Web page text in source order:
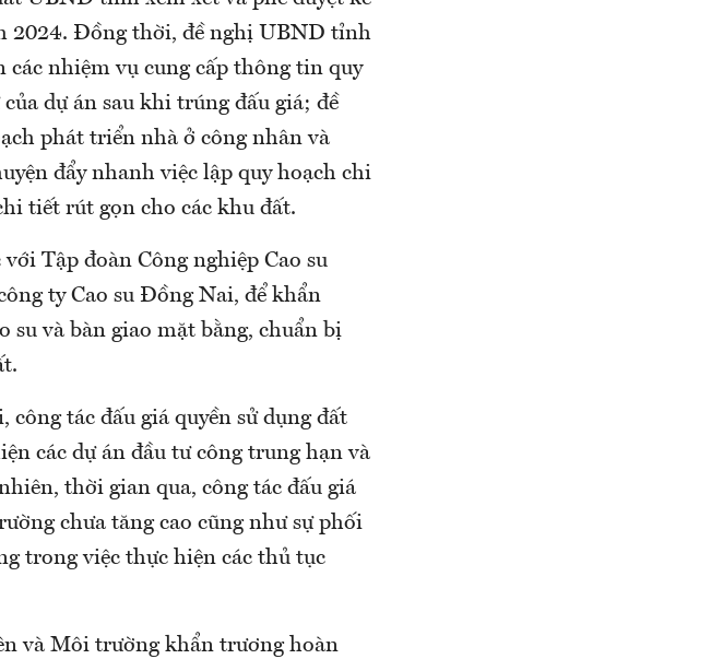
2024. Đồng thời, đề nghị UBND tỉnh
các nhiệm vụ cung cấp thông tin quy
dự án sau khi trúng đấu giá; đề
phát triển nhà ở công nhân và
đẩy nhanh việc lập quy hoạch chi
tiết rút gọn cho các khu đất.
Tập đoàn Công nghiệp Cao su
ty Cao su Đồng Nai, để khẩn
su và bàn giao mặt bằng, chuẩn bị
tác đấu giá quyền sử dụng đất
các dự án đầu tư công trung hạn và
thời gian qua, công tác đấu giá
chưa tăng cao cũng như sự phối
trong việc thực hiện các thủ tục
và Môi trường khẩn trương hoàn